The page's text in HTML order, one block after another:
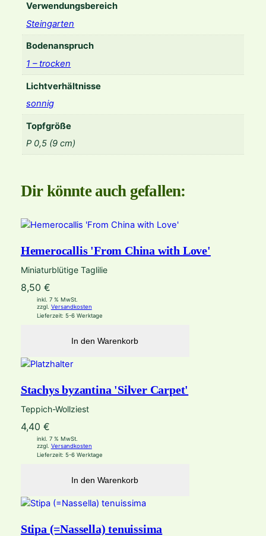
M
g
M
g
Verwendungsbereich
Steingarten
Bodenanspruch
1 – trocken
Lichtverhältnisse
sonnig
Topfgröße
P 0,5 (9 cm)
Dir könnte auch gefallen:
Hemerocallis 'From China with Love'
Miniaturblütige Taglilie
8,50 €
inkl. 7 % MwSt.
zzgl. Versandkosten
Lieferzeit: 5-6 Werktage
In den Warenkorb
Stachys byzantina 'Silver Carpet'
Teppich-Wollziest
4,40 €
inkl. 7 % MwSt.
zzgl. Versandkosten
Lieferzeit: 5-6 Werktage
In den Warenkorb
Stipa (=Nassella) tenuissima